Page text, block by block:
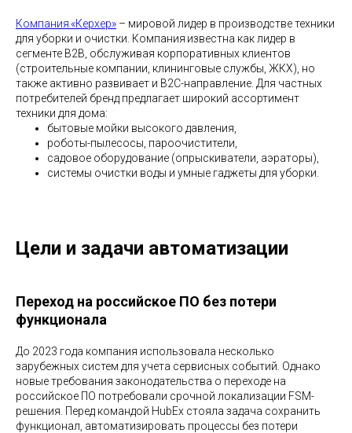
Компания «Керхер» – мировой лидер в производстве техники
для уборки и очистки. Компания известна как лидер в
сегменте B2B, обслуживая корпоративных клиентов
(строительные компании, клининговые службы, ЖКХ), но
также активно развивает и B2C-направление. Для частных
потребителей бренд предлагает широкий ассортимент
техники для дома:
бытовые мойки высокого давления,
роботы-пылесосы, пароочистители,
садовое оборудование (опрыскиватели, аэраторы),
системы очистки воды и умные гаджеты для уборки.
Цели и задачи автоматизации
Переход на российское ПО без потери
функционала
До 2023 года компания использовала несколько
зарубежных систем для учета сервисных событий. Однако
новые требования законодательства о переходе на
российское ПО потребовали срочной локализации FSM-
решения. Перед командой HubEx стояла задача сохранить
функционал, автоматизировать процессы без потери